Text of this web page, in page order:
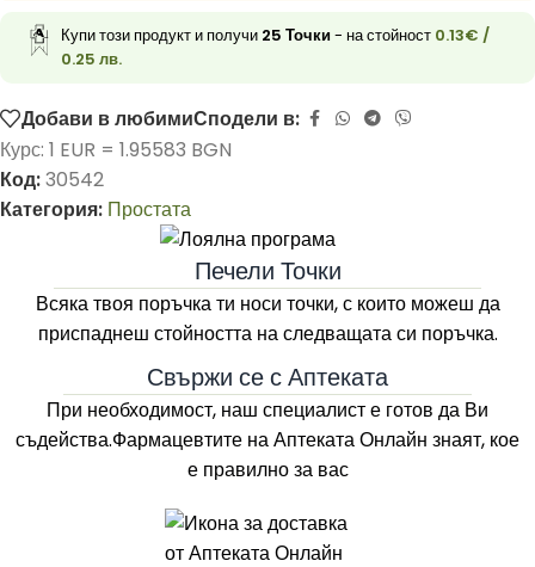
Купи този продукт и получи 25 Точки- на стойност 0.13€ /
0.25 лв.
Добави в любимиСподели в:
Курс: 1 EUR = 1.95583 BGN
Код:30542
Категория: Простата
Печели Точки
Всяка твоя поръчка ти носи точки, с които можеш да
приспаднеш стойността на следващата си поръчка.
Свържи се с Аптеката
При необходимост, наш специалист е готов да Ви
съдейства.Фармацевтите наАптеката Онлайн знаят, кое
е правилно за вас